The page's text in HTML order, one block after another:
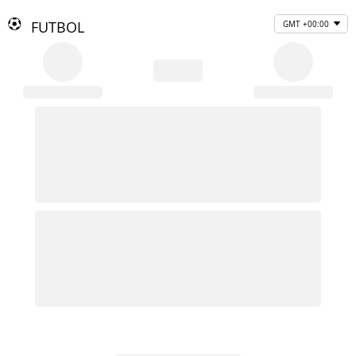
FUTBOL GMT +00:00